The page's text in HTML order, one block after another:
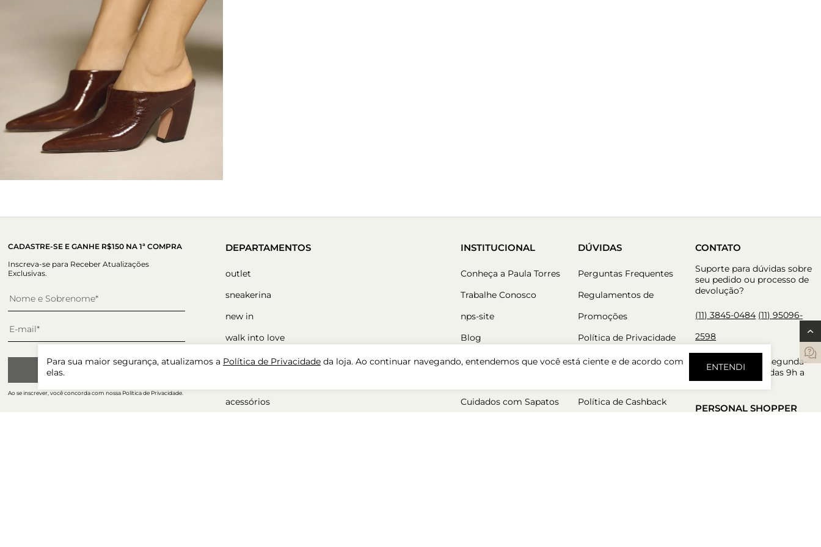
Para sua maior segurança, atualizamos a Política de Privacidade da loja. Ao continuar navegando, entendemos que você está ciente e de acordo com
elas.
ENTENDI
CADASTRE-SE E GANHE R$150 NA 1ª COMPRA
Inscreva-se para Receber Atualizações
Exclusivas.
CADASTRAR
Ao se inscrever, você concorda com nossa Política de Privacidade.
DEPARTAMENTOS
outlet
sneakerina
new in
walk into love
sapatos
acessórios
INSTITUCIONAL
Conheça a Paula Torres
Trabalhe Conosco
nps-site
Blog
Nossas Lojas
Cuidados com Sapatos
DÚVIDAS
Perguntas Frequentes
Regulamentos de
Promoções
Política de Privacidade
Trocas e Devoluções
Política de Cashback
CONTATO
Suporte para dúvidas sobre
seu pedido ou processo de
devolução?
(11) 3845-0484 (11) 95096-
2598
Atendimento de segunda-
feira a sexta-feira das 9h a
18h.
PERSONAL SHOPPER